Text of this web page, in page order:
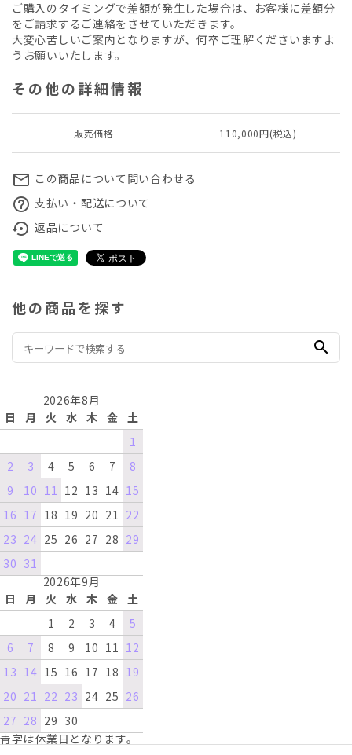
ご購入のタイミングで差額が発生した場合は、お客様に差額分
をご請求するご連絡をさせていただきます。
大変心苦しいご案内となりますが、何卒ご理解くださいますよ
うお願いいたします。
その他の詳細情報
販売価格 110,000円(税込)
mail_outline この商品について問い合わせる
help_outline 支払い・配送について
settings_backup_restore 返品について
他の商品を探す
search
2026年8月
日
月 火 水 木 金 土
1
2
3 4 5 6 7
8
9
10 11 12 13 14 15
16 17 18 19 20 21 22
23 24 25 26 27 28 29
30 31
2026年9月
日
月 火 水 木 金 土
1
2 3 4
5
6
7 8 9 10 11 12
13 14 15 16 17 18 19
20 21 22 23 24 25 26
27 28 29 30
青字は休業日となります。